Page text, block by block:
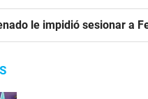
le impidió sesionar a